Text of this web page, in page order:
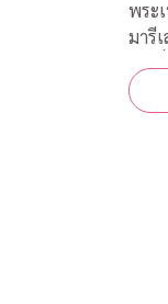
36 ใ
มันใน
พระ
มารี
ครั้
ทะเ